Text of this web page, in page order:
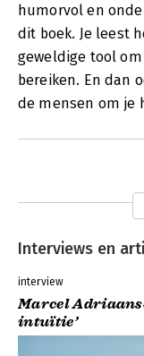
humorvol en
dit boek. Je leest
geweldige tool
bereiken. En dan
de mensen om je
Interviews en
interview
Marcel
intuïtie’